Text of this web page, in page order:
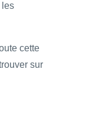
les
cette
sur